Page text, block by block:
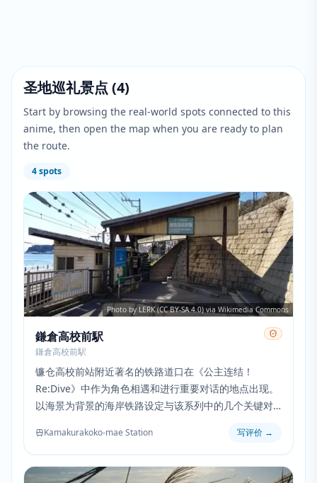
圣地巡礼景点 (4)
Start by browsing the real-world spots connected to this
anime, then open the map when you are ready to plan
the route.
4spots
Photo by LERK (CC BY-SA 4.0) via Wikimedia Commons
鎌倉高校前駅
鎌倉高校前駅
镰仓高校前站附近著名的铁路道口在《公主连结！
Re:Dive》中作为角色相遇和进行重要对话的地点出现。
以海景为背景的海岸铁路设定与该系列中的几个关键对
Kamakurakoko-mae Station 写评价 →